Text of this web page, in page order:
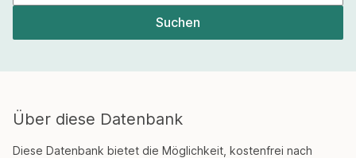
Suchen
Über diese Datenbank
Diese Datenbank bietet die Möglichkeit, kostenfrei nach